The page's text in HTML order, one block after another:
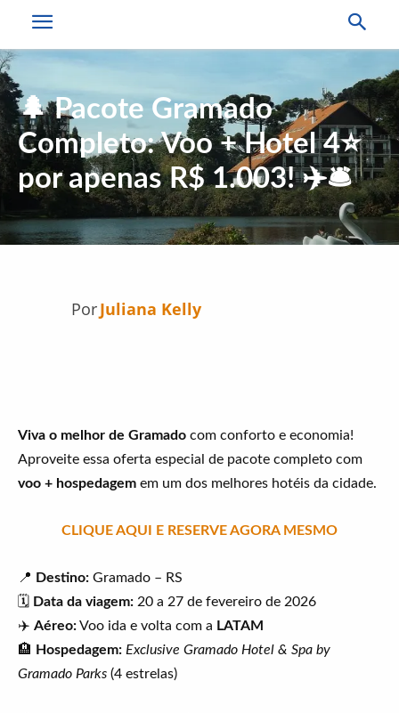
🌲 Pacote Gramado
Completo: Voo + Hotel 4⭐
por apenas R$ 1.003! ✈️🛎️
PorJuliana Kelly
Viva o melhor de Gramado com conforto e economia!
Aproveite essa oferta especial de pacote completo com
voo + hospedagem em um dos melhores hotéis da cidade.
CLIQUE AQUI E RESERVE AGORA MESMO
📍 Destino: Gramado – RS
🗓️ Data da viagem: 20 a 27 de fevereiro de 2026
✈️ Aéreo:Voo ida e volta com a LATAM
🏨
Hospedagem: Exclusive Gramado Hotel & Spa by
Gramado Parks (4 estrelas)